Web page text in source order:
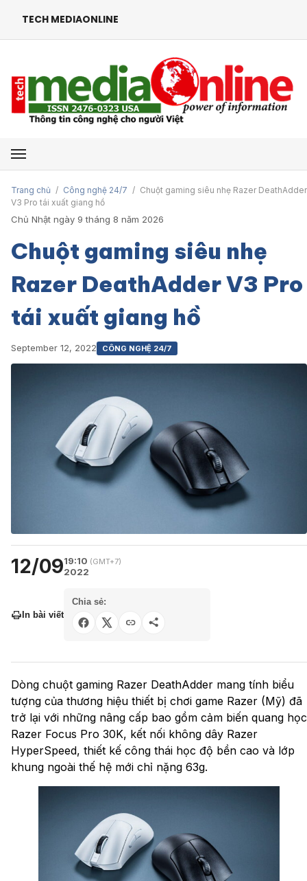
TECH MEDIAONLINE
Mở menu
Trang chủ / Công nghệ 24/7 / Chuột gaming siêu nhẹ Razer DeathAdder
V3 Pro tái xuất giang hồ
Chủ Nhật ngày 9 tháng 8 năm 2026
Chuột gaming siêu nhẹ
Razer DeathAdder V3 Pro
tái xuất giang hồ
September 12, 2022 CÔNG NGHỆ 24/7
12/0919:10 (GMT+7)
2022
In bài viết
Chia sẻ:
Dòng chuột gaming Razer DeathAdder mang tính biểu
tượng của thương hiệu thiết bị chơi game Razer (Mỹ) đã
trở lại với những nâng cấp bao gồm cảm biến quang học
Razer Focus Pro 30K, kết nối không dây Razer
HyperSpeed, thiết kế công thái học độ bền cao và lớp
khung ngoài thế hệ mới chỉ nặng 63g.